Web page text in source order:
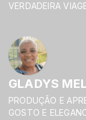
VERDADEIRA
GLADYS
PRODUÇÃO E
GOSTO E